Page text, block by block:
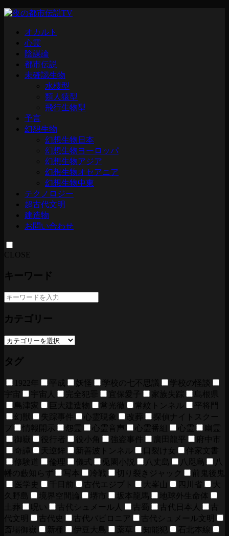
オカルト
心霊
陰謀論
都市伝説
未確認生物
水棲型
類人猿型
飛行生物型
予言
幻想生物
幻想生物日本
幻想生物ヨーロッパ
幻想生物アジア
幻想生物オセアニア
幻想生物中東
テクノロジー
超古代文明
建造物
お問い合わせ
CLOSE
キーワード
カテゴリー
タグ
1922年 平成 妖怪 学校の七不思議
学校の怪談
宇宙
宇宙人 完全犯罪 宜保愛子 家族失踪
島根県
島津家
巨大建造物 常光徹 常紋トンネル
平将門
幻獣
失踪事件 心霊現象 改葬
探偵ナイトスクー
プ
情報開示 怨霊 心霊音声 心霊番組 心霊
幽霊
御嶽
役行者 役小角 強盗事件 廣田龍平
府中市
奇譚
天逆鉾 新善波トンネル 口裂け女
伴家文書
修験道
倫理 儀式 兎園小説 八丈島 八咫烏
八
幡の藪知らず
写本 冷戦 切り裂きジャック
前鬼後鬼
医学史
千日前 古代エジプト 大峯山 四川省
大
久野島
境界空間論 堺市 坂本龍馬
地球外生命体
土葬
呪い 古代シュメール人 古蜀 古代日本人
古
代文明
古代史 古代バビロニア
古代シュメール文明
斎場御嶽
新種 伊豆大島 薬草 知能犯
石北本線